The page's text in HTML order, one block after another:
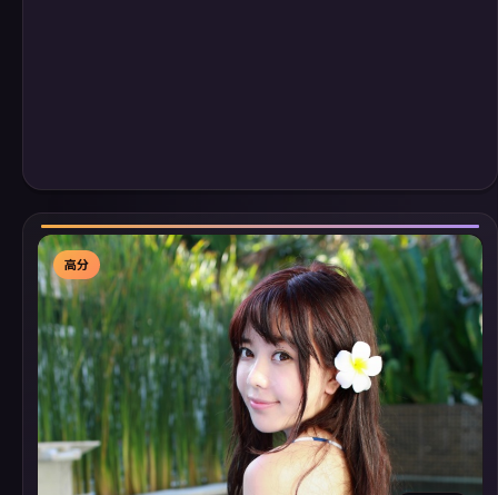
▶
高分